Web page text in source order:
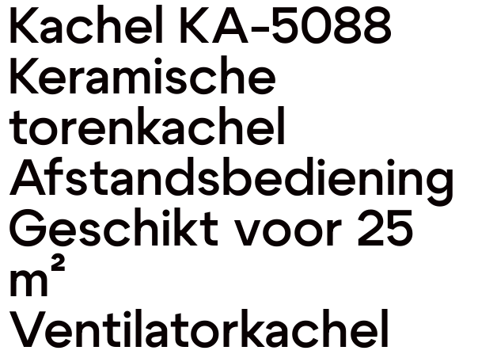
Kachel KA-5088
Keramische
torenkachel
Afstandsbediening
Geschikt voor 25
m²
Ventilatorkachel